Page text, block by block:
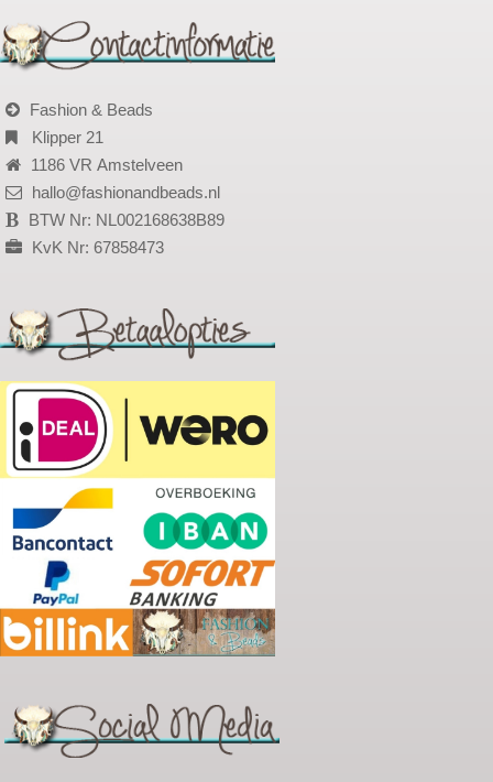
Fashion & Beads
Klipper 21
1186 VR Amstelveen
hallo@fashionandbeads.nl
BTW Nr: NL002168638B89
KvK Nr: 67858473